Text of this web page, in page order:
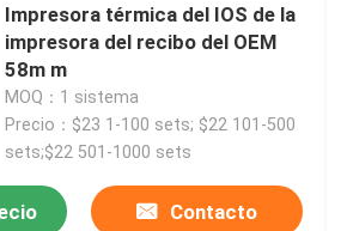
Impresora térmica del IOS de la
impresora del recibo del OEM
58m m
MOQ：1 sistema
Precio：$23 1-100 sets; $22 101-500
sets;$22 501-1000 sets
Contacto